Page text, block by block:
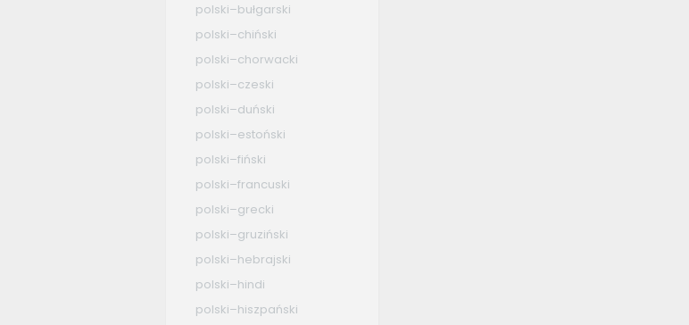
polski–bułgarski
polski–chiński
polski–chorwacki
polski–czeski
polski–duński
polski–estoński
polski–fiński
polski–francuski
polski–grecki
polski–gruziński
polski–hebrajski
polski–hindi
polski–hiszpański